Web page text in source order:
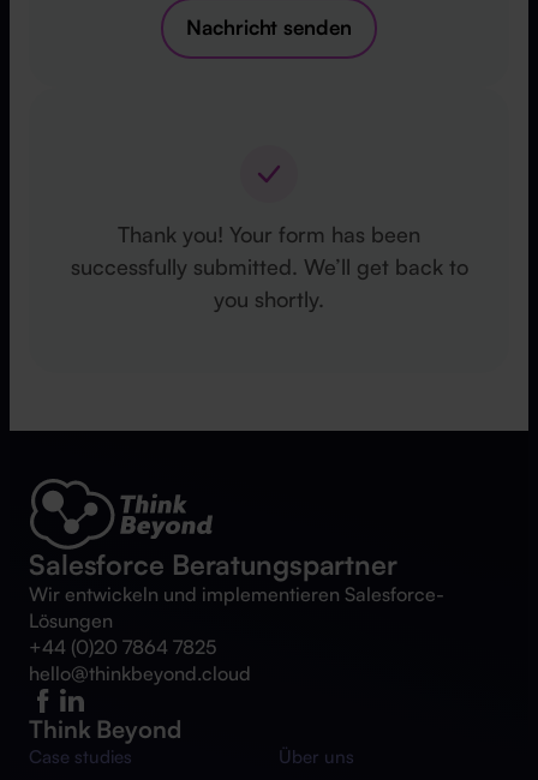
Nachricht senden
Thank you! Your form has been
successfully submitted. We’ll get back to
you shortly.
Salesforce Beratungspartner
Wir entwickeln und implementieren Salesforce-
Lösungen
+44 (0)20 7864 7825
hello@thinkbeyond.cloud
Think Beyond
Case studies
Über uns